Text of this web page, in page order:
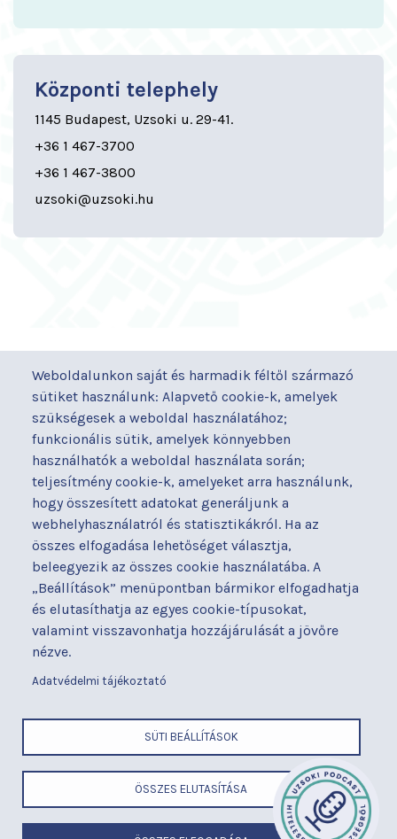
Weboldalunkon saját és harmadik féltől származó
sütiket használunk: Alapvető cookie-k, amelyek
szükségesek a weboldal használatához;
funkcionális sütik, amelyek könnyebben
használhatók a weboldal használata során;
teljesítmény cookie-k, amelyeket arra használunk,
hogy összesített adatokat generáljunk a
webhelyhasználatról és statisztikákról. Ha az
összes elfogadása lehetőséget választja,
beleegyezik az összes cookie használatába. A
„Beállítások” menüpontban bármikor elfogadhatja
és elutasíthatja az egyes cookie-típusokat,
valamint visszavonhatja hozzájárulását a jövőre
nézve.
Adatvédelmi tájékoztató
SÜTI BEÁLLÍTÁSOK
ÖSSZES ELUTASÍTÁSA
Központi telephely
1145 Budapest, Uzsoki u. 29-41.
+36 1 467-3700
+36 1 467-3800
uzsoki@uzsoki.hu
a Semmelweis Egyetem Általános Orvostudományi Kar Gyakorló
Járóbeteg-ellátás
Orvosaink
Osztályaink
Kapcsolat
Akadálymentesítési
nyilatkozat
Alapítványaink
Betegjogi képviselő
Címek és telefonszámok
Diagnosztika
Események
Galéria
Gyermekmegőrző
Hírek
Parkolás
Térítéses ellátás
Videógaléria
Visszajelzések
Várólista
Közérdekű adatok
ELEMEK
MENÜ
Cím
E-mail